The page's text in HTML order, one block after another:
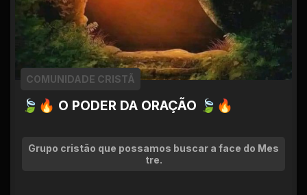
🍃🔥 O PODER DA ORAÇÃO 🍃🔥
COMUNIDADE CRISTÃ
Grupo cristão que possamos buscar a face do Mes
tre.